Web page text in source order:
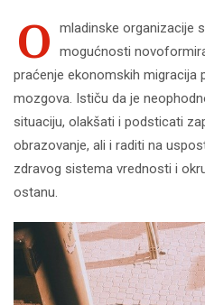
O
mladinske organizacije
mogućnosti
praćenje ekonomskih migracija
mozgova. Ističu da je
situaciju, olakšati i podsticati
obrazovanje, ali i raditi na
zdravog sistema vrednosti i
ostanu.